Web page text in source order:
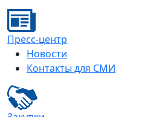
Пресс-центр
Новости
Контакты для СМИ